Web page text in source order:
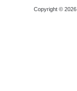
Copyright © 2026